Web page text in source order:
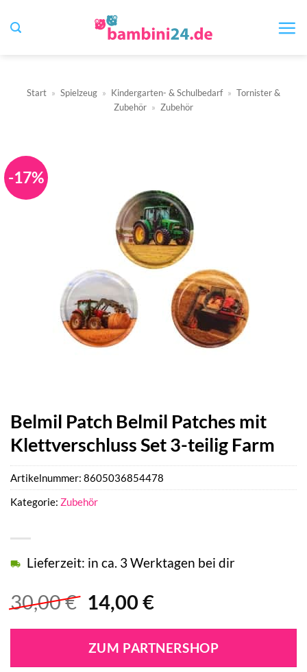
Inhalt
Start » Spielzeug » Kindergarten- & Schulbedarf » Tornister &
Zubehör » Zubehör
-17%
Belmil Patch Belmil Patches mit
Klettverschluss Set 3-teilig Farm
30,00€ Ursprünglicher
war:
30,00 €
14,00 €Aktueller
ist:
14,00 €.
Lieferzeit: in ca. 3 Werktagen bei dir
ZUM PARTNERSHOP
Artikelnummer: 8605036854478
Kategorie: Zubehör